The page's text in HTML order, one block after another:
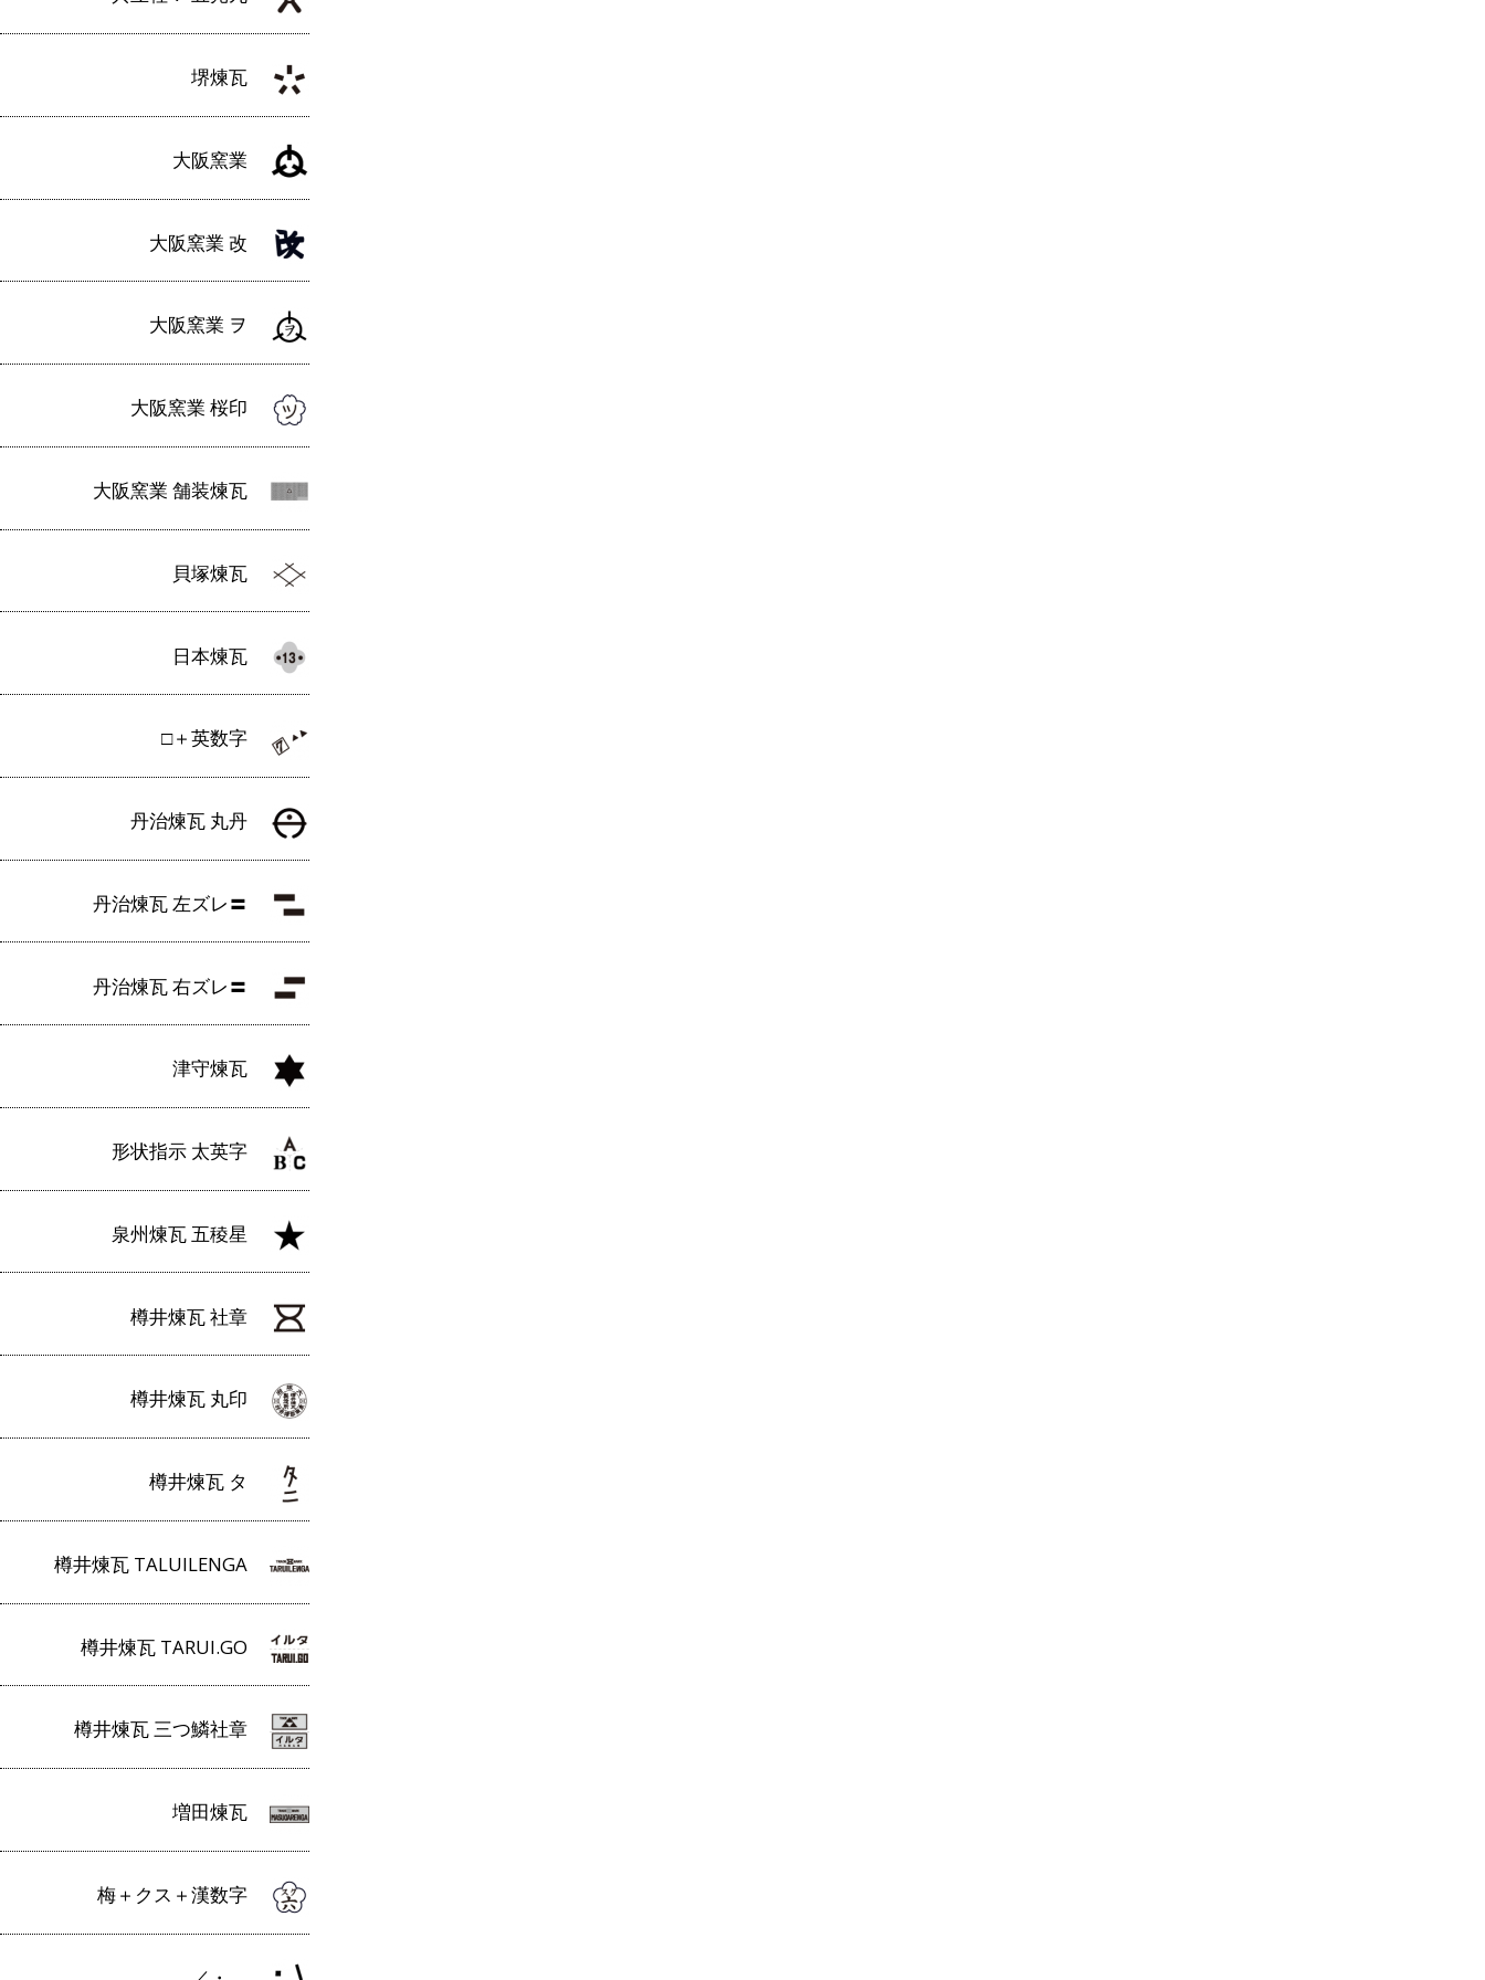
堺煉瓦
大阪窯業
大阪窯業 改
大阪窯業 ヲ
大阪窯業 桜印
大阪窯業 舗装煉瓦
貝塚煉瓦
日本煉瓦
□＋英数字
丹治煉瓦 丸丹
丹治煉瓦 左ズレ〓
丹治煉瓦 右ズレ〓
津守煉瓦
形状指示 太英字
泉州煉瓦 五稜星
樽井煉瓦 社章
樽井煉瓦 丸印
樽井煉瓦 タ
樽井煉瓦 TALUILENGA
樽井煉瓦 TARUI.GO
樽井煉瓦 三つ鱗社章
増田煉瓦
梅＋クス＋漢数字